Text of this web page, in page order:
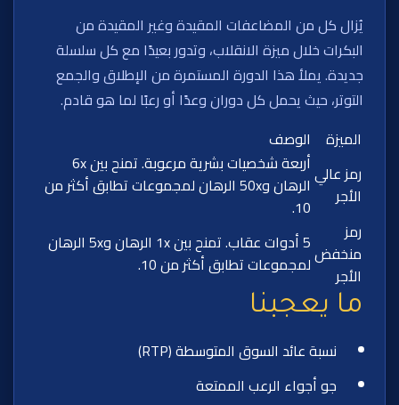
يُزال كل من المضاعفات المقيدة وغير المقيدة من
البكرات خلال ميزة الانقلاب، وتدور بعيدًا مع كل سلسلة
جديدة. يملأ هذا الدورة المستمرة من الإطلاق والجمع
التوتر، حيث يحمل كل دوران وعدًا أو رعبًا لما هو قادم.
الميزة
الوصف
رمز عالي
الأجر
أربعة شخصيات بشرية مرعوبة. تمنح بين 6x
الرهان و50x الرهان لمجموعات تطابق أكثر من
10.
رمز
منخفض
الأجر
5 أدوات عقاب. تمنح بين 1x الرهان و5x الرهان
لمجموعات تطابق أكثر من 10.
ما يعجبنا
نسبة عائد السوق المتوسطة (RTP)
جو أجواء الرعب الممتعة